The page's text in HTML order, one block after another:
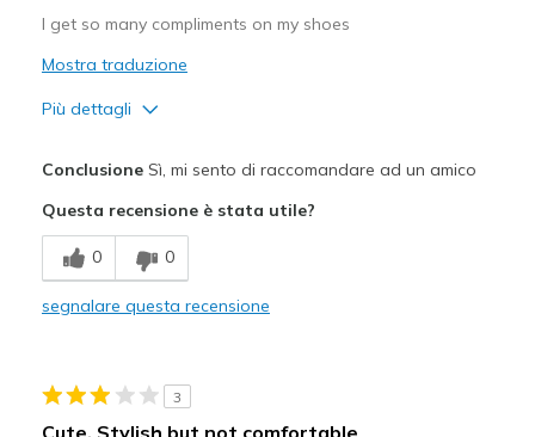
I get so many compliments on my shoes
Mostra traduzione
Più dettagli
Breathe Well
Comfortable
Width
Feels true to width
ConclusioneSì, mi sento di raccomandare ad un amico
Questa recensione è stata utile?
0 0
segnalare questa recensione
3
Cute. Stylish but not comfortable